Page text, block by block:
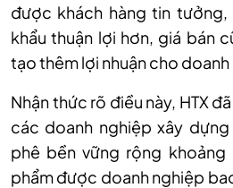
được khách hàng tin
khẩu thuận lợi hơn, giá bán
tạo thêm lợi nhuận cho
Nhận thức rõ điều này, HTX
các doanh nghiệp xây
phê bền vững rộng khoảng
phẩm được doanh nghiệp